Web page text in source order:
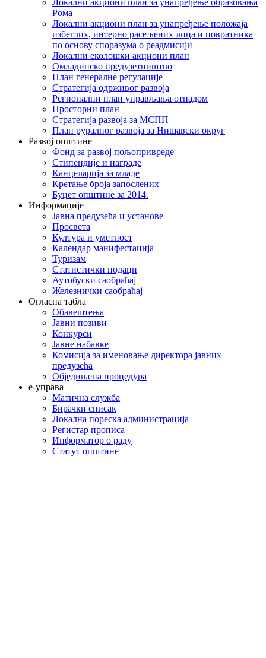
Рома
Локални акциони план за унапређење положаја
избеглих, интерно расељених лица и повратника
по основу споразума о реадмисији
Локални еколошки акциони план
Омладинско предузетништво
План генералне регулације
Стратегија одрживог развоја
Регионални план управљања отпадом
Просторни план
Стратегија развоја за МСПП
План руралног развоја за Нишавски округ
Развој општине
Фонд за развој пољопривреде
Стипендије и награде
Канцеларија за младе
Кретање броја запослених
Буџет општине за 2014.
Информације
Јавна предузећа и установе
Просвета
Култура и уметност
Календар манифестација
Туризам
Статистички подаци
Аутобуски саобраћај
Железнички саобраћај
Огласна табла
Обавештења
Јавни позиви
Конкурси
Јавне набавке
Комисија за именовање директора јавних
предузећа
Обједињена процедура
е-управа
Матична служба
Бирачки списак
Локална пореска администрација
Регистар прописа
Информатор о раду
Статут општине